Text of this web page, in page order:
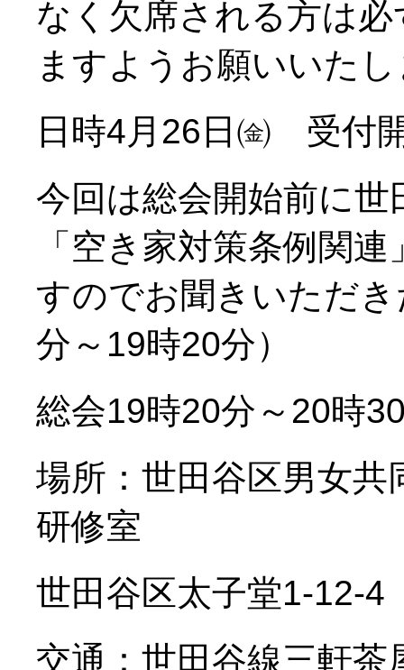
なく欠席される方は
ますようお願いいた
日時4月26日㈮ 受付
今回は総会開始前に
「空き家対策条例関
すのでお聞きいただ
分～19時20分）
総会19時20分～20時
場所：世田谷区男女
研修室
世田谷区太子堂1-
交通：世田谷線三軒